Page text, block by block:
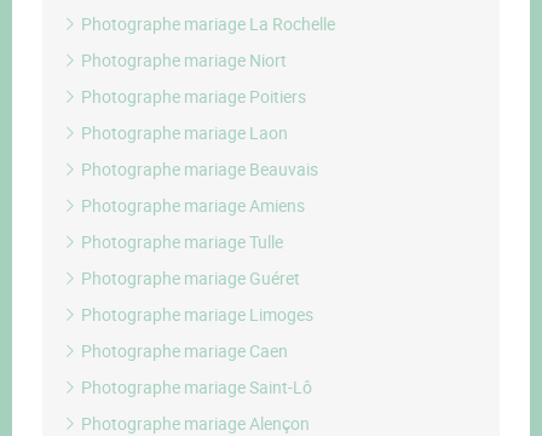
Photographe mariage La Rochelle
Photographe mariage Niort
Photographe mariage Poitiers
Photographe mariage Laon
Photographe mariage Beauvais
Photographe mariage Amiens
Photographe mariage Tulle
Photographe mariage Guéret
Photographe mariage Limoges
Photographe mariage Caen
Photographe mariage Saint-Lô
Photographe mariage Alençon